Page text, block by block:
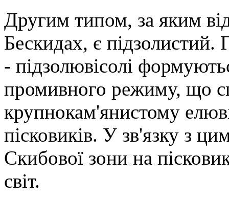
Другим типом, за яким
Бескидах, є підзолистий.
- підзолювісолі
промивного режиму, що
крупнокам'янистому
пісковиків. У зв'язку з
Скибової зони на
світ.